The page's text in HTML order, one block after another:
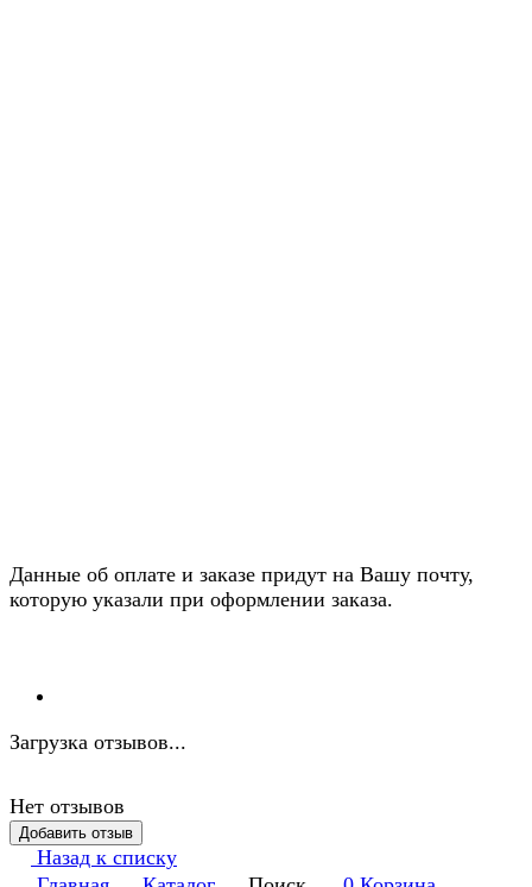
Данные об оплате и заказе придут на Вашу почту,
которую указали при оформлении заказа.
Загрузка отзывов...
Нет отзывов
Добавить отзыв
Назад к списку